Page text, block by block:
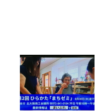
週末
日 曜